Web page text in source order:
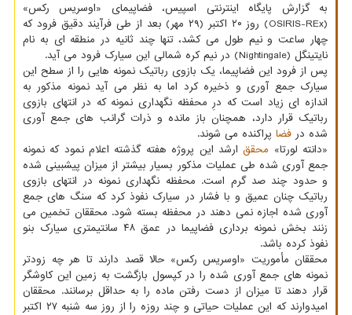
به گزارش پایگاه اینترنتی اسپیس، فضاپیمای «اوسریس رکس»
(OSIRIS-REx) روز ۲۰ اکتبر (۲۹ مهر) بعد از طی فرآیند دقیق فرود که
چهار ساعت و نیم طول می کشد، تنها چند ثانیه در منطقه ای به نام
نایتینگل (Nightingale) در نیم کره شمالی این سیارک فرود می آید.
پس از فرود این فضاپیما، یک بازوی رباتیک نمونه هایی را از سطح این
سیارک جمع آوری و ذخیره کرد اما به نظر می آید نمونه مذکور به
اندازه ای زیاد است که درِ محفظه نگهداری نمونه که در انتهای بازوی
رباتیک قرار دارد، همچنان باز مانده و ذرات گرانب های جمع آوری
شده در فضا پراکنده می شوند.
«دانته لورتا» محققارشد این پروژه هفته گذشته اعلام نمود که نمونه
جمع آوری شده طی عملیات مذکور بسیار بیشتر از میزان پیشبینی شده
و حدود چند صد گرم است. محفظه نگهداری نمونه در انتهای بازوی
رباتیک چنان عمیق و با فشار در سیارک نفوذ کرد که سنگ های جمع
آوری شده اجازه نمی دهند در محفظه بسته شود. محققان تخمین می
زنند بخش نمونه برداری فضاپیما در عمق ۴۸ سانتیمتری سیارک بنو
نفوذ کرده باشد.
محققان مأموریت «اوسریس رکس» حالا قصد دارند تا هر چه زودتر
نمونه های جمع آوری شده را در کپسول بازگشت به زمین این کاوشگر
قرار دهند تا میزان از دست رفتن ماده را به حداقل برسانند. محققان
امیدوارند که این عملیات حیاتی و چند روزه را از روز سه شنبه ۲۷ اکتبر